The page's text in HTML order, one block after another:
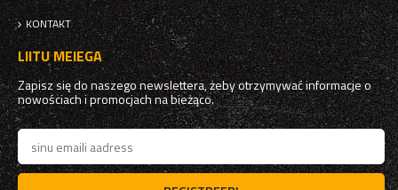
KONTAKT
LIITU MEIEGA
Zapisz się do naszego newslettera, żeby otrzymywać informacje o
nowościach i promocjach na bieżąco.